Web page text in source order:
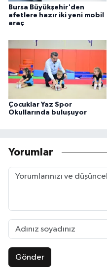
Bursa Büyükşehir'den
afetlere hazır iki yeni mobil
araç
Çocuklar Yaz Spor
Okullarında buluşuyor
Yorumlar
Gönder